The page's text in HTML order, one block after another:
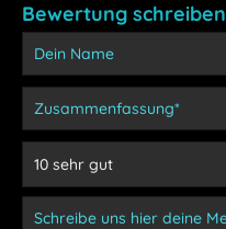
Bewertung schreiben